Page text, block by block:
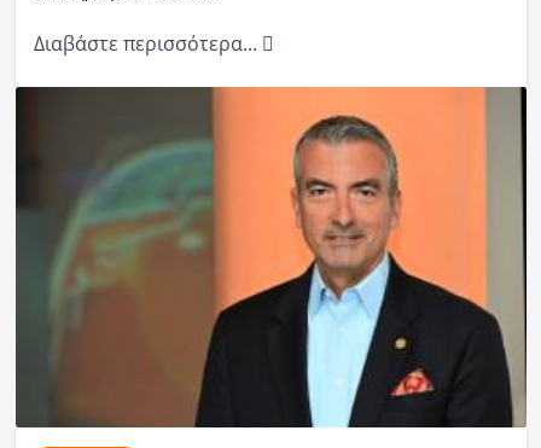
Διαβάστε περισσότερα...